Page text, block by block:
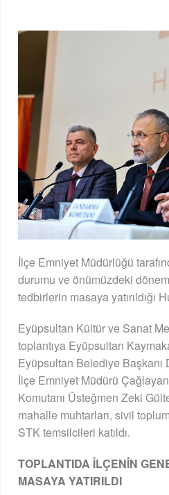
İlçe Emniyet Müdürlüğü
durumu ve önümüzdeki
tedbirlerin masaya yatırıldığı
Eyüpsultan Kültür ve Sanat
toplantıya Eyüpsultan
Eyüpsultan Belediye Başkanı
İlçe Emniyet Müdürü
Komutanı Üsteğmen Zeki
mahalle muhtarları, sivil
STK temsilcileri katıldı.
TOPLANTIDA İLÇENİN
MASAYA YATIRILDI